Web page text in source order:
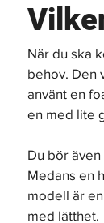
När du ska
behov. Den
använt en
en med lite
Du bör
Medans en
modell är
med lätthet.